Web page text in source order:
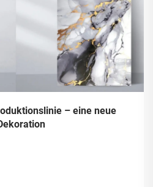
– eine neue